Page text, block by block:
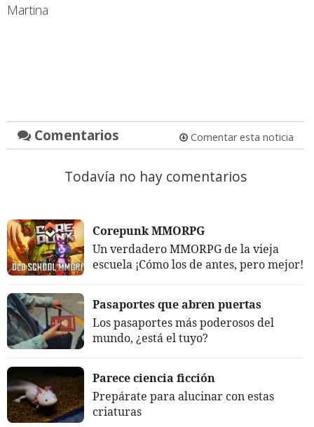
Martina
Comentarios Comentar esta noticia
Todavía no hay comentarios
Corepunk MMORPG
Un verdadero MMORPG de la vieja
escuela ¡Cómo los de antes, pero mejor!
Pasaportes que abren puertas
Los pasaportes más poderosos del
mundo, ¿está el tuyo?
Parece ciencia ficción
Prepárate para alucinar con estas
criaturas